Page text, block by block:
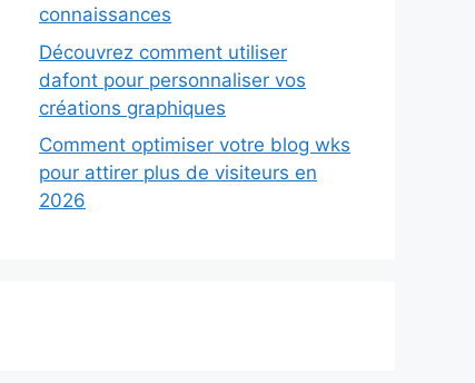
connaissances
Découvrez comment utiliser
dafont pour personnaliser vos
créations graphiques
Comment optimiser votre blog wks
pour attirer plus de visiteurs en
2026